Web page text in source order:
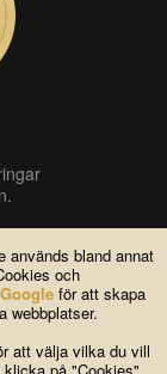
används bland annat
och
Google för att skapa
webbplatser.
att välja vilka du vill
live